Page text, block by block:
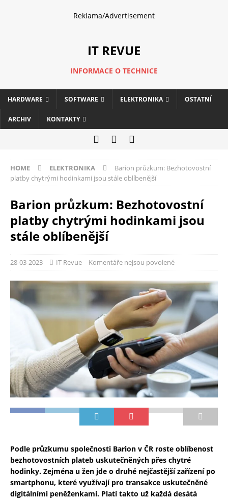
Reklama/Advertisement
IT REVUE
INFORMACE O TECHNICE
HARDWARE SOFTWARE ELEKTRONIKA OSTATNÍ
ARCHIV KONTAKTY
HOME ELEKTRONIKA
Barion průzkum: Bezhotovostní
platby chytrými hodinkami jsou stále oblíbenější
Barion průzkum: Bezhotovostní
platby chytrými hodinkami jsou
stále oblíbenější
28-03-2023 IT Revue Komentáře nejsou povolené
Podle průzkumu společnosti Barion v ČR roste oblíbenost
bezhotovostních plateb uskutečněných přes chytré
hodinky. Zejména u žen jde o druhé nejčastější zařízení po
smartphonu, které využívají pro transakce uskutečněné
digitálními peněženkami. Platí takto už každá desátá